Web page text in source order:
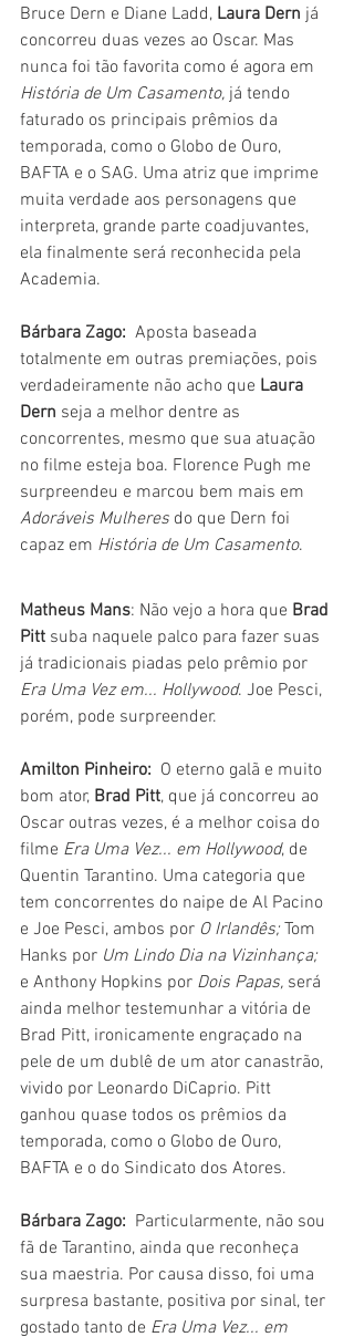
Bruce Dern e Diane Ladd, Laura Dern já
concorreu duas vezes ao Oscar. Mas
nunca foi tão favorita como é agora em
História de Um Casamento, já tendo
faturado os principais prêmios da
temporada, como o Globo de Ouro,
BAFTA e o SAG. Uma atriz que imprime
muita verdade aos personagens que
interpreta, grande parte coadjuvantes,
ela finalmente será reconhecida pela
Academia.
Bárbara Zago:
  Aposta baseada
totalmente em outras premiações, pois
verdadeiramente não acho que Laura
Dern seja a melhor dentre as
concorrentes, mesmo que sua atuação
no filme esteja boa. Florence Pugh me
surpreendeu e marcou bem mais em
Adoráveis Mulheres do que Dern foi
capaz em História de Um Casamento.
Matheus Mans: Não vejo a hora que Brad
Pitt suba naquele palco para fazer suas
já tradicionais piadas pelo prêmio por
Era Uma Vez em... Hollywood. Joe Pesci,
porém, pode surpreender.
Amilton Pinheiro: O eterno galã e muito
bom ator, Brad Pitt, que já concorreu ao
Oscar outras vezes, é a melhor coisa do
filme Era Uma Vez... em Hollywood, de
Quentin Tarantino. Uma categoria que
tem concorrentes do naipe de Al Pacino
e Joe Pesci, ambos por O Irlandês; Tom
Hanks por Um Lindo Dia na Vizinhança;
e Anthony Hopkins por Dois Papas, será
ainda melhor testemunhar a vitória de
Brad Pitt, ironicamente engraçado na
pele de um dublê de um ator canastrão,
vivido por Leonardo DiCaprio. Pitt
ganhou quase todos os prêmios da
temporada, como o Globo de Ouro,
BAFTA e o do Sindicato dos Atores.
Bárbara Zago: Particularmente, não sou
fã de Tarantino, ainda que reconheça
sua maestria. Por causa disso, foi uma
surpresa bastante, positiva por sinal, ter
gostado tanto de Era Uma Vez... em